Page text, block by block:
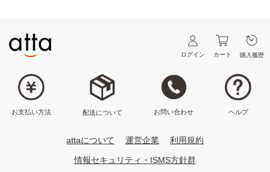
ログイン カート 購入履歴
お支払い方法 配送について お問い合わせ ヘルプ
attaについて 運営企業 利用規約
情報セキュリティ・ISMS方針群